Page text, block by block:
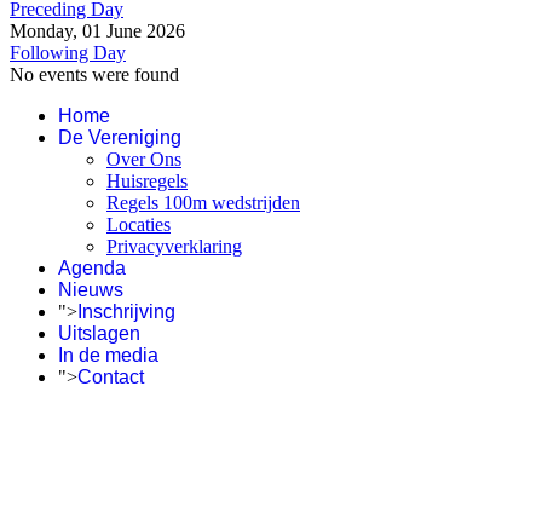
Preceding Day
Monday, 01 June 2026
Following Day
No events were found
Home
De Vereniging
Over Ons
Huisregels
Regels 100m wedstrijden
Locaties
Privacyverklaring
Agenda
Nieuws
"> Inschrijving
Uitslagen
In de media
">Contact